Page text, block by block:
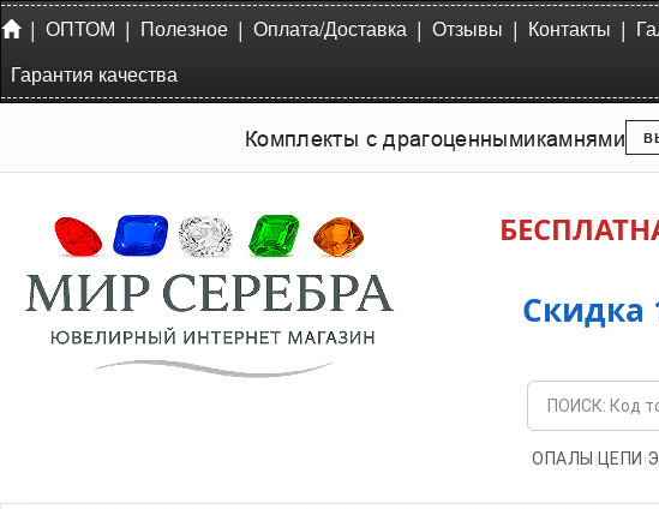
| ОПТОМ | Полезное | Оплата/Доставка | Отзывы | Контакты |
Гарантия качества
Комплекты с драгоценнымикамнями
Скидка
ОПАЛЫ | ЦЕПИ |